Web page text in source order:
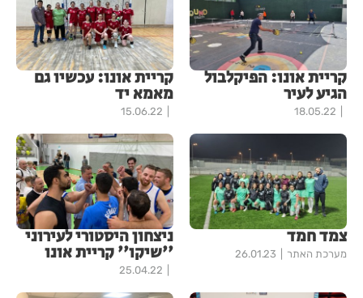
קריית אונו: הפיקלבול
הגיע לעיר
18.05.22
קריית אונו: עכשיו גם
מאמא יד
15.06.22
צמד חמד
מערכת האתר 26.01.23
ניצחון היסטורי לעירוני
''שיקו'' קריית אונו
25.04.22